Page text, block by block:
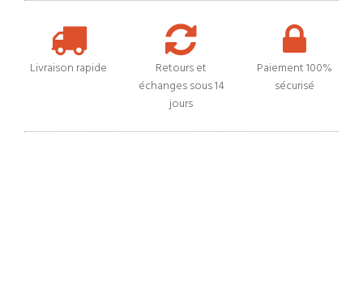
Livraison rapide
Retours et
échanges sous 14
jours
Paiement 100%
sécurisé